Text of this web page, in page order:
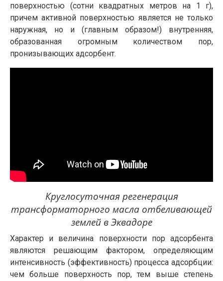
поверхностью (сотни квадратных метров на 1 г),
причем активной поверхностью является не только
наружная, но и (главным образом!) внутренняя,
образованная огромным количеством пор,
пронизывающих адсорбент.
Круглосуточная регенерация
трансформаторного масла отбеливающей
землей в Эквадоре
Характер и величина поверхности пор адсорбента
являются решающим фактором, определяющим
интенсивность (эффективность) процесса адсорбции:
чем больше поверхность пор, тем выше степень